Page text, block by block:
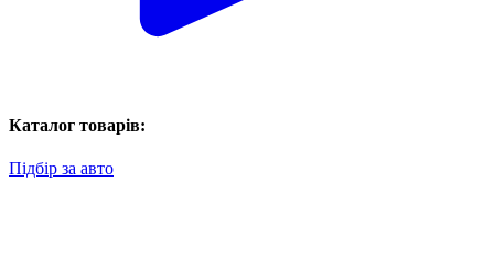
Каталог товарів:
Підбір за авто